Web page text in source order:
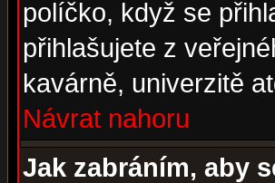
políčko, když se
přihlašujete z
kavárně, univerzitě
Návrat nahoru
Jak zabráním, aby